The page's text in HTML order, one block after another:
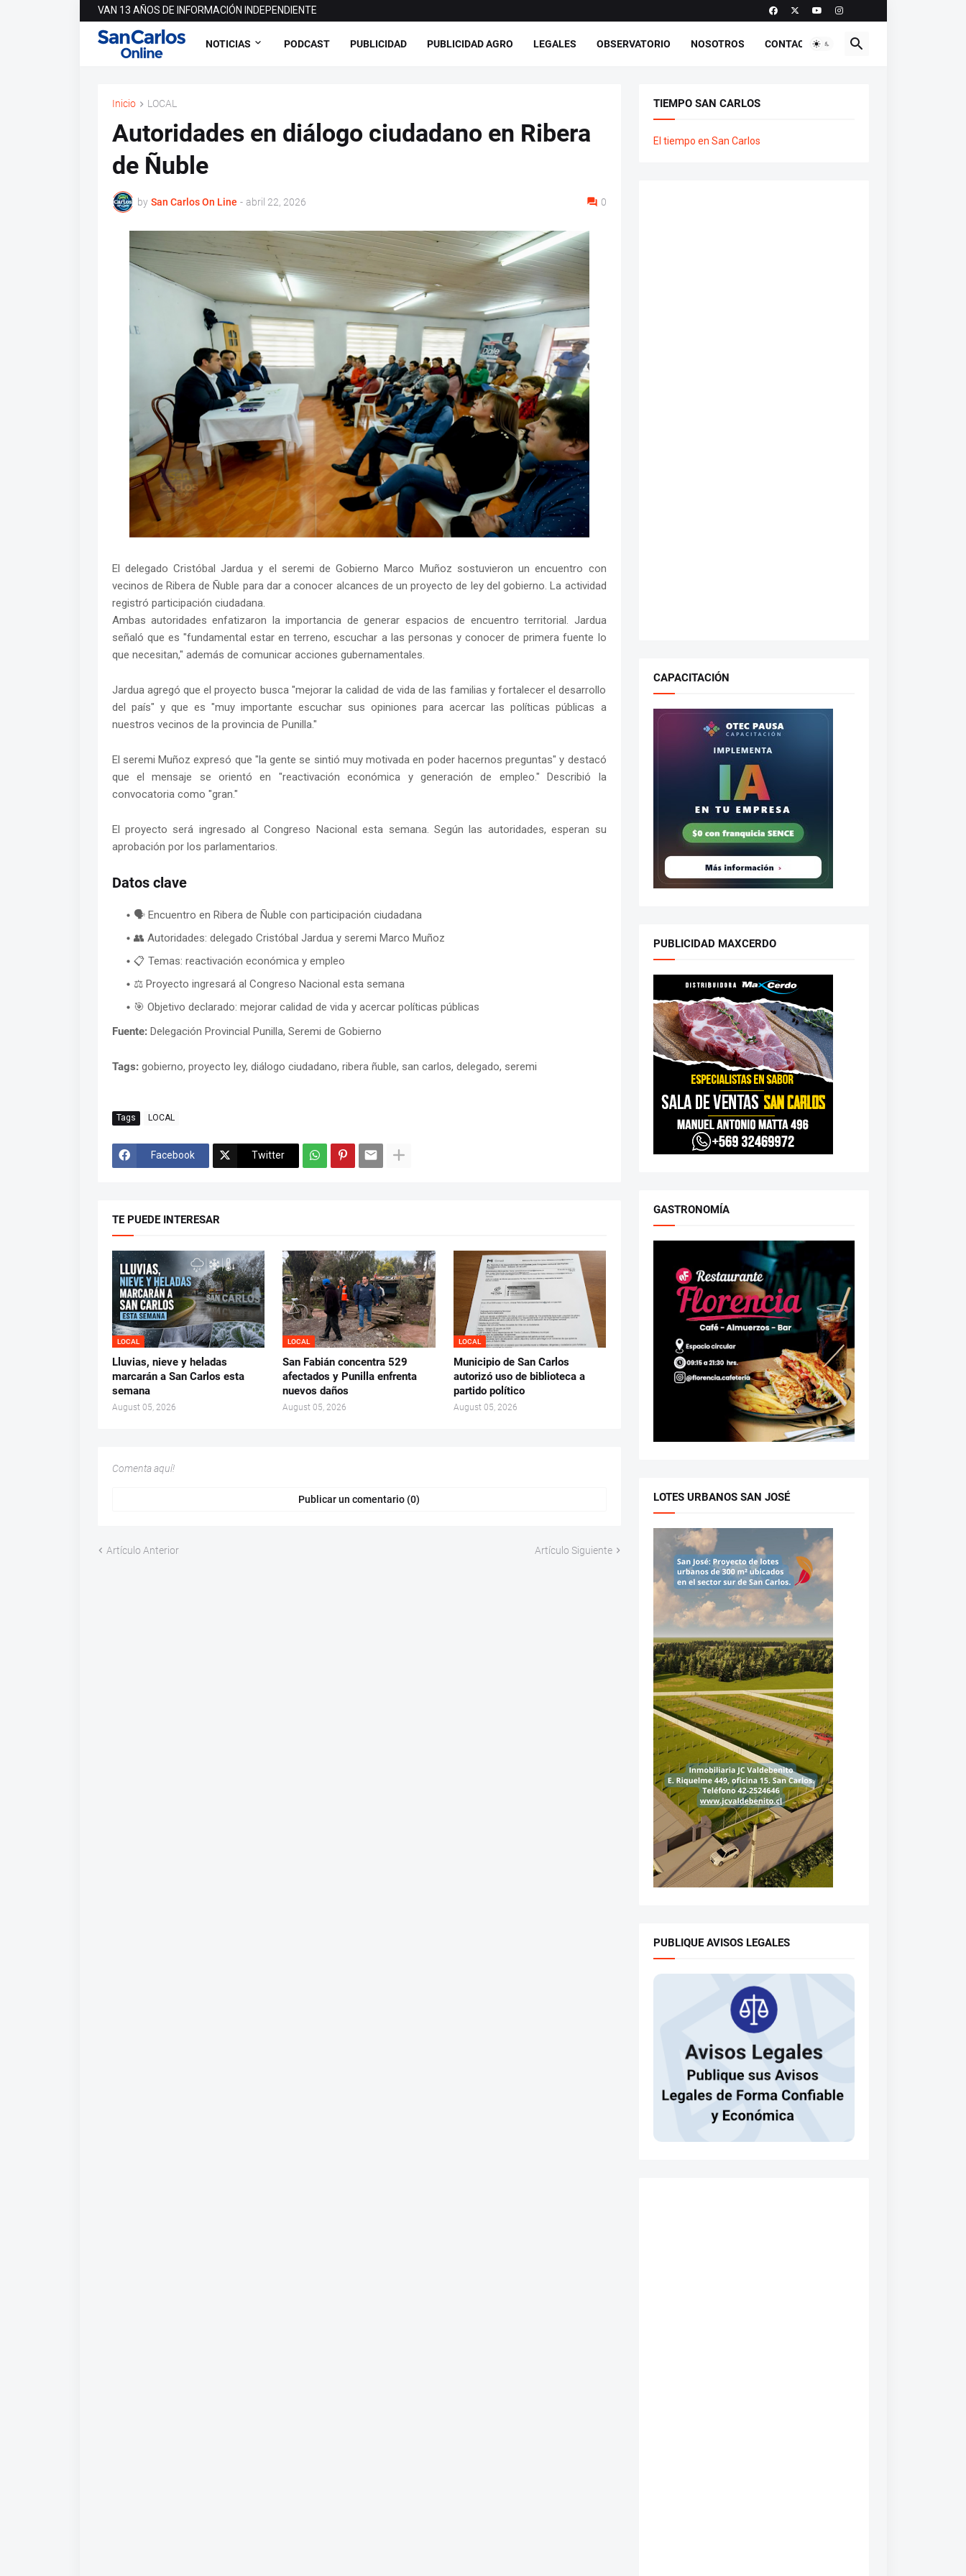
VAN 13 AÑOS DE INFORMACIÓN INDEPENDIENTE
NOTICIAS PODCAST PUBLICIDAD PUBLICIDAD AGRO LEGALES OBSERVATORIO NOSOTROS CONTACTO
Inicio LOCAL
Autoridades en diálogo ciudadano en Ribera
de Ñuble
by San Carlos On Line - abril 22, 2026 0
El delegado Cristóbal Jardua y el seremi de Gobierno Marco Muñoz sostuvieron un encuentro con
vecinos de Ribera de Ñuble para dar a conocer alcances de un proyecto de ley del gobierno. La actividad
registró participación ciudadana.
Ambas autoridades enfatizaron la importancia de generar espacios de encuentro territorial. Jardua
señaló que es "fundamental estar en terreno, escuchar a las personas y conocer de primera fuente lo
que necesitan," además de comunicar acciones gubernamentales.
Jardua agregó que el proyecto busca "mejorar la calidad de vida de las familias y fortalecer el desarrollo
del país" y que es "muy importante escuchar sus opiniones para acercar las políticas públicas a
nuestros vecinos de la provincia de Punilla."
El seremi Muñoz expresó que "la gente se sintió muy motivada en poder hacernos preguntas" y destacó
que el mensaje se orientó en "reactivación económica y generación de empleo." Describió la
convocatoria como "gran."
El proyecto será ingresado al Congreso Nacional esta semana. Según las autoridades, esperan su
aprobación por los parlamentarios.
Datos clave
🗣 Encuentro en Ribera de Ñuble con participación ciudadana
👥 Autoridades: delegado Cristóbal Jardua y seremi Marco Muñoz
📋 Temas: reactivación económica y empleo
⚖ Proyecto ingresará al Congreso Nacional esta semana
🎯 Objetivo declarado: mejorar calidad de vida y acercar políticas públicas
Fuente:Delegación Provincial Punilla, Seremi de Gobierno
Tags:gobierno, proyecto ley, diálogo ciudadano, ribera ñuble, san carlos, delegado, seremi
Tags LOCAL
Facebook Twitter
TE PUEDE INTERESAR
LOCAL
Lluvias, nieve y heladas
marcarán a San Carlos esta
semana
August 05, 2026
LOCAL
San Fabián concentra 529
afectados y Punilla enfrenta
nuevos daños
August 05, 2026
LOCAL
Municipio de San Carlos
autorizó uso de biblioteca a
partido político
August 05, 2026
Comenta aquí!
Publicar un comentario (0)
Artículo Anterior Artículo Siguiente
TIEMPO SAN CARLOS
El tiempo en San Carlos
CAPACITACIÓN
PUBLICIDAD MAXCERDO
GASTRONOMÍA
LOTES URBANOS SAN JOSÉ
PUBLIQUE AVISOS LEGALES